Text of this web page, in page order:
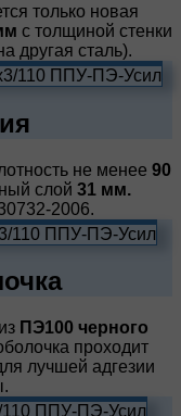
только новая
с толщиной стенки
другая сталь).
не менее 90
слой 31 мм.
2006.
ПЭ100 черного
проходит
лучшей адгезии